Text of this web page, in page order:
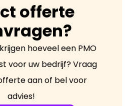
offerte
hoeveel een PMO
voor uw bedrijf? Vraag
aan of bel voor
advies!